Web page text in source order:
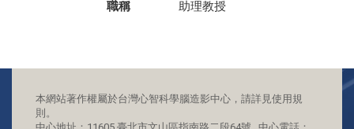
職稱 助理教授
本網站著作權屬於台灣心智科學腦造影中心，請詳見使用規
則。